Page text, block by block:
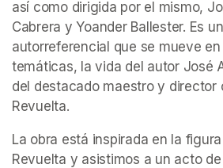
así como dirigida por el mismo,
Cabrera y Yoander Ballester. Es
autorreferencial que se mueve
temáticas, la vida del autor José
del destacado maestro y director
Revuelta.
La obra está inspirada en la
Revuelta y asistimos a un acto